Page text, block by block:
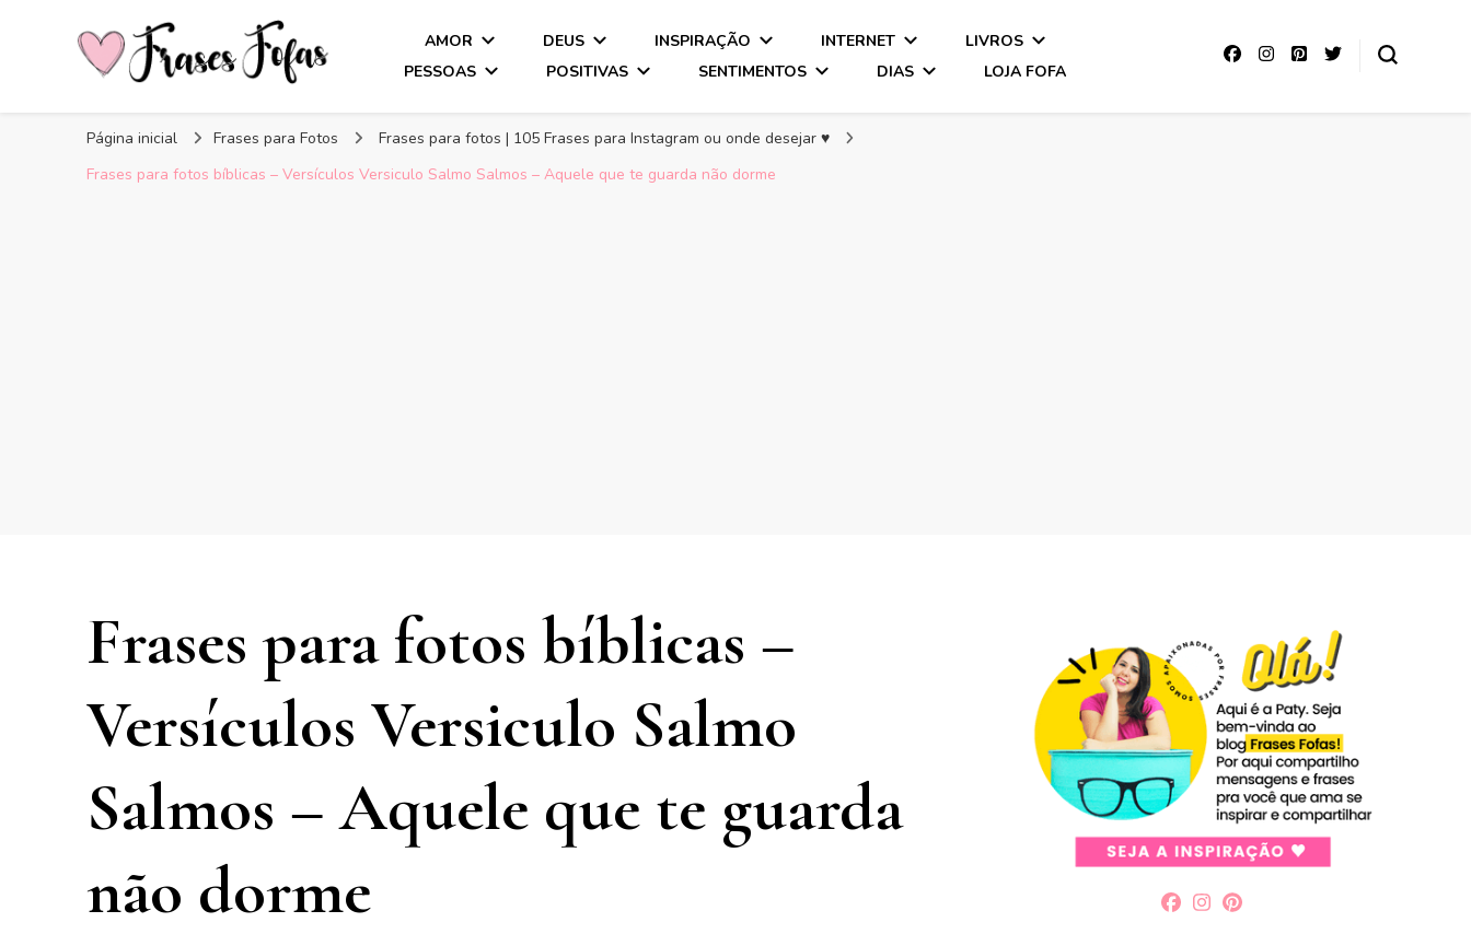
Frases Fofas
AMOR DEUS INSPIRAÇÃO INTERNET
LIVROS
PESSOAS
POSITIVAS SENTIMENTOS DIAS LOJA FOFA
Página inicial Frases para Fotos
Frases para fotos | 105 Frases para Instagram ou onde desejar ♥
Frases para fotos bíblicas – Versículos Versiculo Salmo Salmos – Aquele que te guarda não dorme
Frases para fotos bíblicas –
Versículos Versiculo Salmo
Salmos – Aquele que te guarda
não dorme